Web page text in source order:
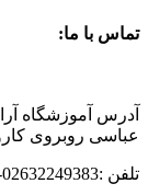
تماس با ما:
آدرس آموزشگاه
عباسی روبروی
تلفن :02632249383-32217287